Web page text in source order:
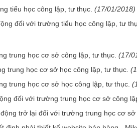
tiểu học công lập, tư thục. (17/01/2018)
đối với trường tiểu học công lập, tư
trung học cơ sở công lập, tư thục. (17/
trung học cơ sở học công lập, tư thục.
trung học cơ sở học công lập, tư thục.
đối với trường trung học cơ sở công
trở lại đối với trường trung học cơ